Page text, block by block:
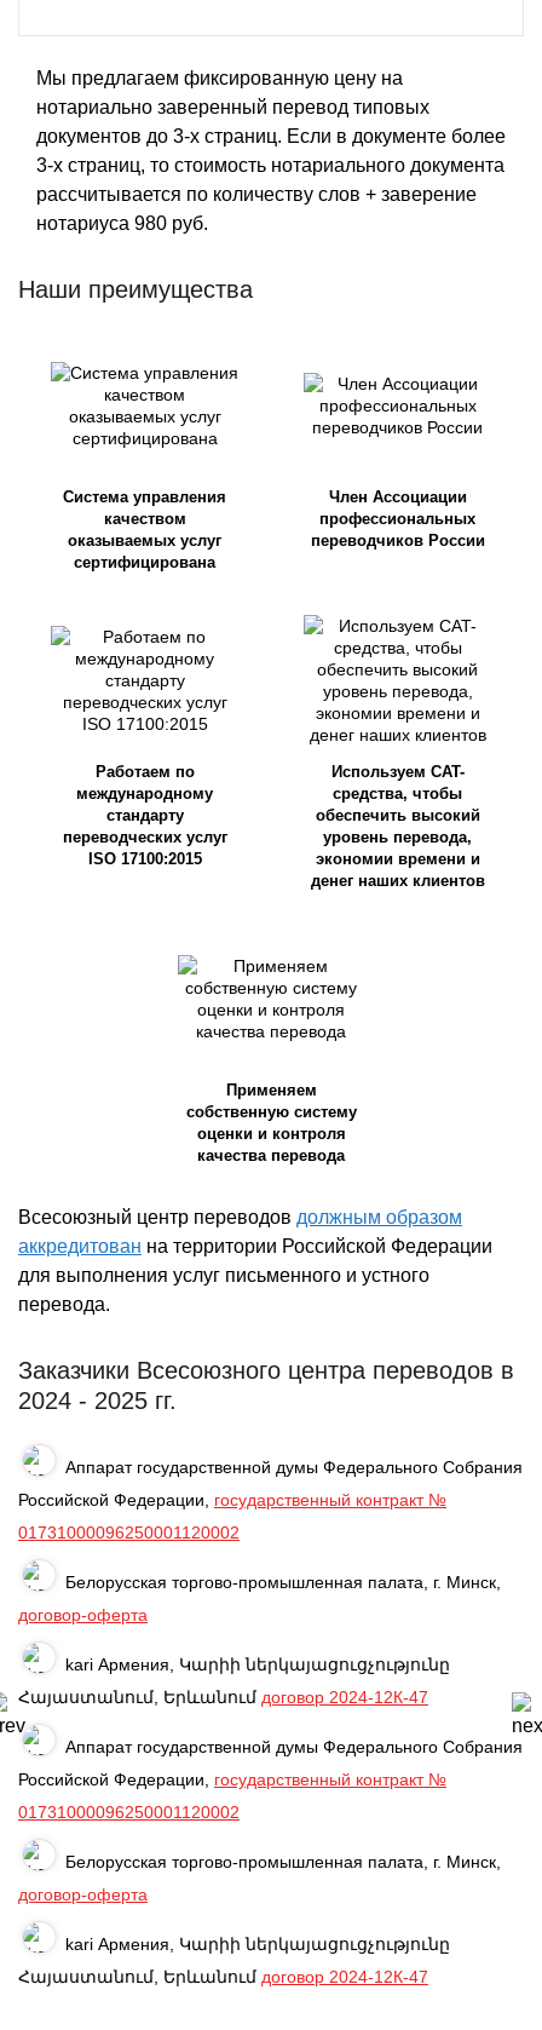
Мы предлагаем фиксированную цену на
нотариально заверенный перевод типовых
документов до 3-х страниц. Если в документе более
3-х страниц, то стоимость нотариального документа
рассчитывается по количеству слов + заверение
нотариуса 980 руб.
Наши преимущества
Система управления
качеством
оказываемых услуг
сертифицирована
Член Ассоциации
профессиональных
переводчиков России
Работаем по
международному
стандарту
переводческих услуг
ISO 17100:2015
Используем CAT-
средства, чтобы
обеспечить высокий
уровень перевода,
экономии времени и
денег наших клиентов
Применяем
собственную систему
оценки и контроля
качества перевода
Всесоюзный центр переводов должным образом
аккредитован на территории Российской Федерации
для выполнения услуг письменного и устного
перевода.
Заказчики Всесоюзного центра переводов в
2024 - 2025 гг.
Аппарат государственной думы Федерального Собрания
Российской Федерации, государственный контракт №
01731000096250001120002
Белорусская торгово-промышленная палата, г. Минск,
договор-оферта
kari Армения, Կարիի ներկայացուցչությունը
Հայաստանում, Երևանում договор 2024-12К-47
Аппарат государственной думы Федерального Собрания
Российской Федерации, государственный контракт №
01731000096250001120002
Белорусская торгово-промышленная палата, г. Минск,
договор-оферта
kari Армения, Կարիի ներկայացուցչությունը
Հայաստանում, Երևանում договор 2024-12К-47